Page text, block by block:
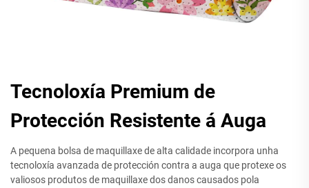
Tecnoloxía Premium de
Protección Resistente á Auga
A pequena bolsa de maquillaxe de alta calidade incorpora unha
tecnoloxía avanzada de protección contra a auga que protexe os
valiosos produtos de maquillaxe dos danos causados pola